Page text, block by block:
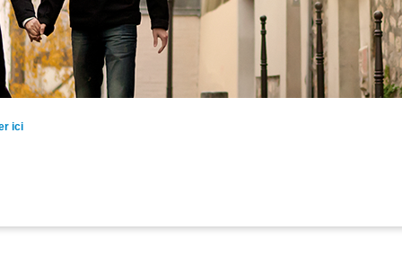
ici